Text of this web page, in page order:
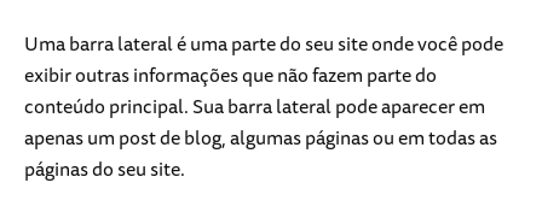
Uma barra lateral é uma parte do seu site onde você pode
exibir outras informações que não fazem parte do
conteúdo principal. Sua barra lateral pode aparecer em
apenas um post de blog, algumas páginas ou em todas as
páginas do seu site.